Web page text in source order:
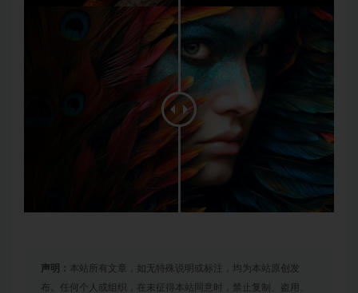
声明： 本站所有文章，如无特殊说明或标注，均为本站原创发
布。任何个人或组织，在未征得本站同意时，禁止复制、盗用、